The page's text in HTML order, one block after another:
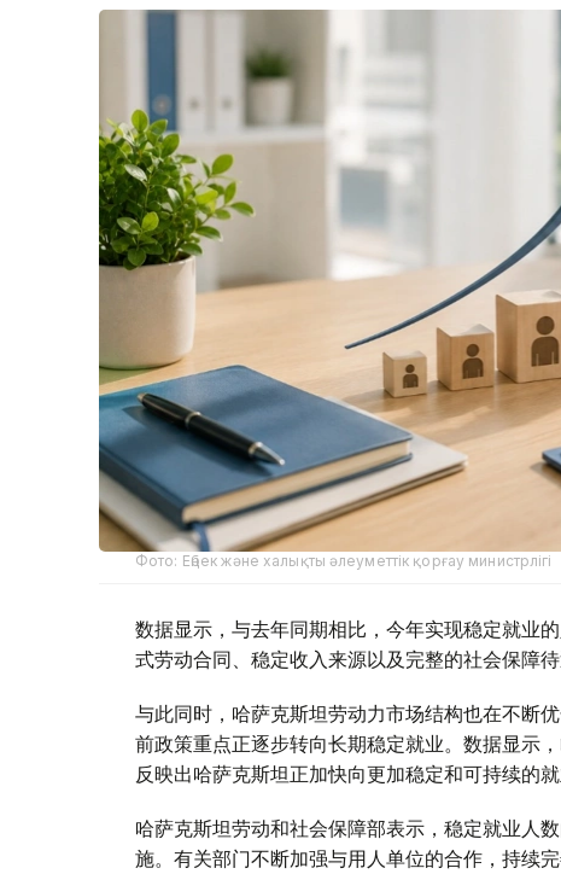
Фото: Еңбек және халықты әлеуметтік қорғау министрлігі
数据显示，与去年同期相比，今年实现稳定就业
式劳动合同、稳定收入来源以及完整的社会保障待
与此同时，哈萨克斯坦劳动力市场结构也在不断
前政策重点正逐步转向长期稳定就业。数据显示
反映出哈萨克斯坦正加快向更加稳定和可持续的就
哈萨克斯坦劳动和社会保障部表示，稳定就业人
施。有关部门不断加强与用人单位的合作，持续